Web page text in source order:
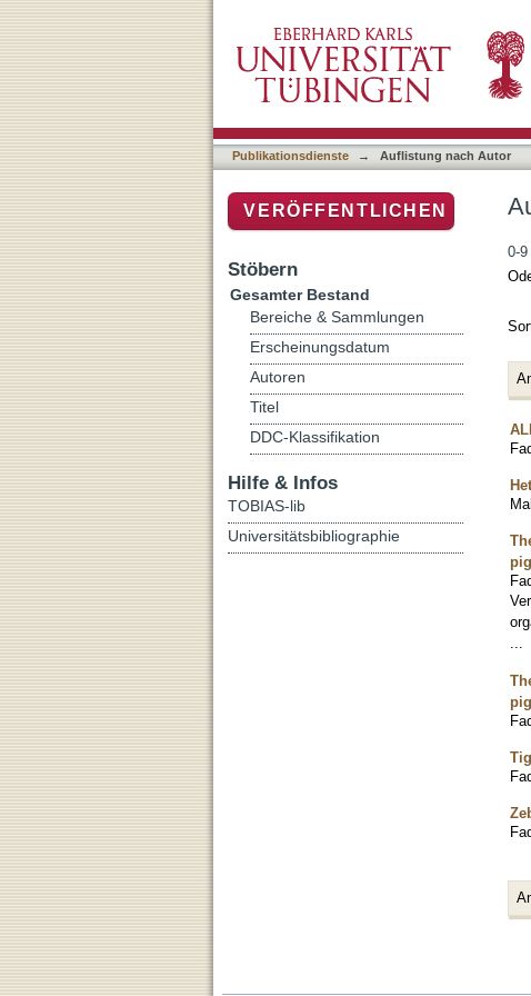
Publikationsdienste → Auflistung nach Autor
0-9
VERÖFFENTLICHEN
Stöbern
Gesamter Bestand
Bereiche & Sammlungen
Erscheinungsdatum
Autoren
Titel
DDC-Klassifikation
Hilfe & Infos
TOBIAS-lib
Universitätsbibliographie